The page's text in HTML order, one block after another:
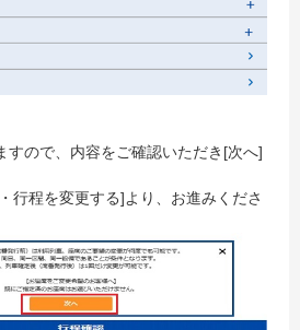
すので、内容をご確認いただき[次へ]
行程を変更する]より、お進みくださ